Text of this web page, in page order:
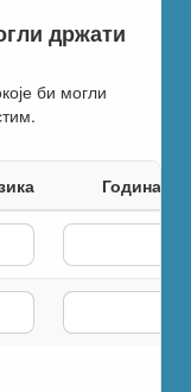
држати
би могли
Година